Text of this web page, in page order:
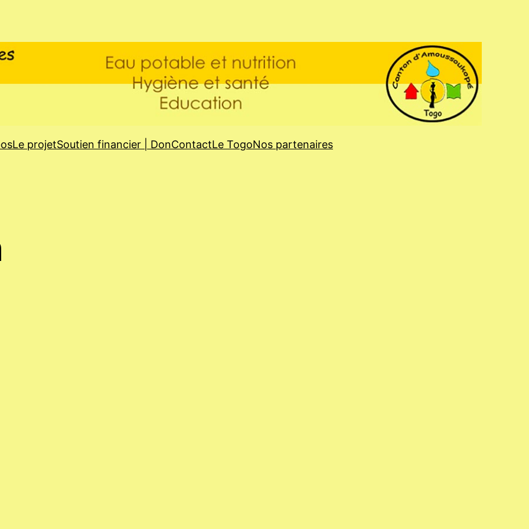
Le projetSoutien financier | DonContactLe TogoNos partenaires